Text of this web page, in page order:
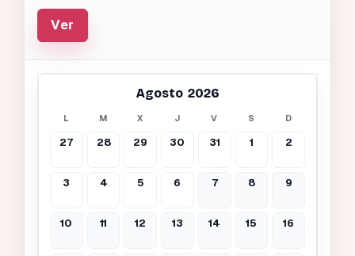
Ver
Agosto 2026
L M X J V S D
27 28 29 30 31 1 2
3 4 5 6 7 8 9
10 11 12 13 14 15 16